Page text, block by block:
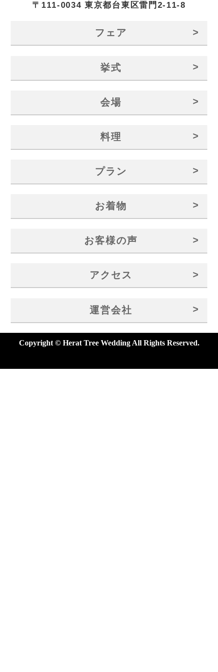
〒111-0034 東京都台東区雷門2-11-8
フェア >
挙式 >
会場 >
料理 >
プラン >
お着物 >
お客様の声 >
アクセス >
運営会社 >
Copyright © Herat Tree Wedding All Rights Reserved.